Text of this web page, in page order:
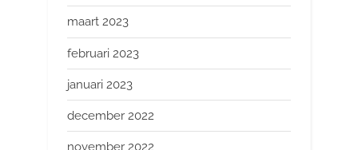
maart 2023
februari 2023
januari 2023
december 2022
november 2022